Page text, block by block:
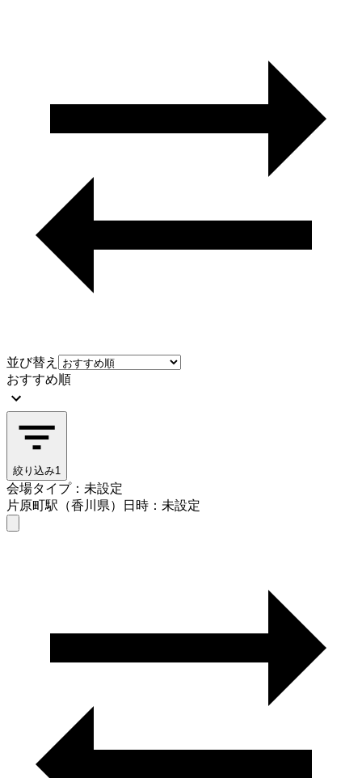
並び替え
おすすめ順
絞り込み1
会場タイプ：未設定
片原町駅（香川県）
日時：未設定